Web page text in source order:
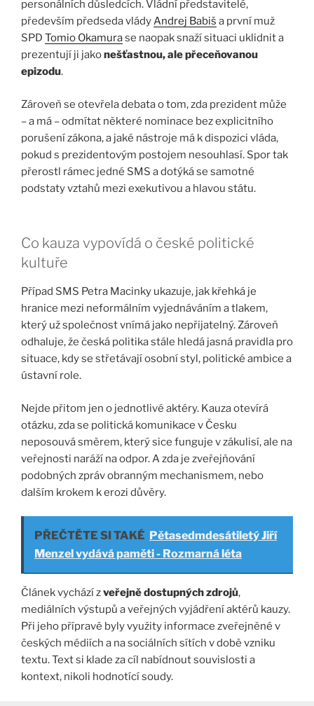
personálních důsledcích. Vládní představitelé,
především předseda vládyAndrej Babiš a první muž
SPD Tomio Okamurase naopak snaží situaci uklidnit a
prezentují ji jakonešťastnou, ale přeceňovanou
epizodu.
Zároveň se otevřela debata o tom, zda prezident může
– a má – odmítat některé nominace bez explicitního
porušení zákona, a jaké nástroje má k dispozici vláda,
pokud s prezidentovým postojem nesouhlasí. Spor tak
přerostl rámec jedné SMS a dotýká se samotné
podstaty vztahů mezi exekutivou a hlavou státu.
Co kauza vypovídá o české politické
kultuře
Případ SMS Petra Macinky ukazuje, jak křehká je
hranice mezi neformálním vyjednáváním a tlakem,
který už společnost vnímá jako nepřijatelný. Zároveň
odhaluje, že česká politika stále hledá jasná pravidla pro
situace, kdy se střetávají osobní styl, politické ambice a
ústavní role.
Nejde přitom jen o jednotlivé aktéry. Kauza otevírá
otázku, zda se politická komunikace v Česku
neposouvá směrem, který sice funguje v zákulisí, ale na
veřejnosti naráží na odpor. A zda je zveřejňování
podobných zpráv obranným mechanismem, nebo
dalším krokem k erozi důvěry.
PŘEČTĚTE SI TAKÉ Pětasedmdesátiletý Jiří
Menzel vydává paměti - Rozmarná léta
Článek vychází zveřejně dostupných zdrojů,
mediálních výstupů a veřejných vyjádření aktérů kauzy.
Při jeho přípravě byly využity informace zveřejněné v
českých médiích a na sociálních sítích v době vzniku
textu. Text si klade za cíl nabídnout souvislosti a
kontext, nikoli hodnotící soudy.